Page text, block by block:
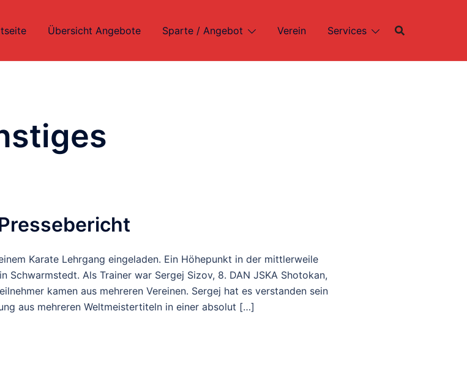
Übersicht Angebote Sparte / Angebot Verein Services
Karate Lehrgang eingeladen. Ein Höhepunkt in der mittlerweile
Schwarmstedt. Als Trainer war Sergej Sizov, 8. DAN JSKA Shotokan,
kamen aus mehreren Vereinen. Sergej hat es verstanden sein
aus mehreren Weltmeistertiteln in einer absolut […]